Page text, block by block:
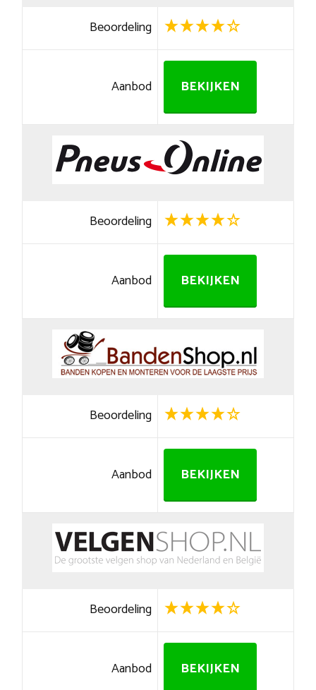
Beoordeling
Aanbod BEKIJKEN
Beoordeling
Aanbod BEKIJKEN
Beoordeling
Aanbod BEKIJKEN
Beoordeling
Aanbod BEKIJKEN